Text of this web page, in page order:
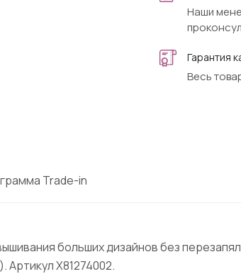
Наши
Гарантия
Весь
Trade-in
больших дизайнов без
Х81274002.